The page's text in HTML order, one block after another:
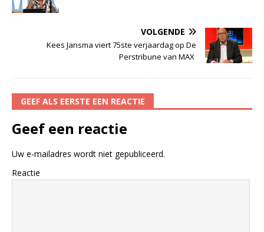
VOLGENDE
Kees Jansma viert 75ste verjaardag op De
Perstribune van MAX
GEEF ALS EERSTE EEN REACTIE
Geef een reactie
Uw e-mailadres wordt niet gepubliceerd.
Reactie